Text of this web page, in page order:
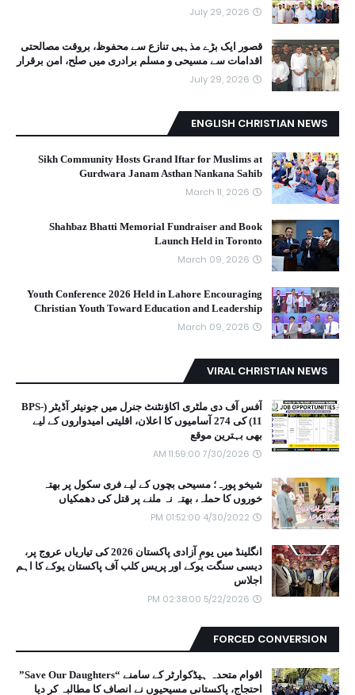
July 29, 2026
قصور ایک بڑے مذہبی تنازع سے محفوظ، بروقت مصالحتی
اقدامات سے مسیحی و مسلم برادری میں صلح، امن برقرار
July 29, 2026
ENGLISH CHRISTIAN NEWS
Sikh Community Hosts Grand Iftar for Muslims at
Gurdwara Janam Asthan Nankana Sahib
March 11, 2026
Shahbaz Bhatti Memorial Fundraiser and Book
Launch Held in Toronto
March 09, 2026
Youth Conference 2026 Held in Lahore Encouraging
Christian Youth Toward Education and Leadership
March 09, 2026
VIRAL CHRISTIAN NEWS
آفس آف دی ملٹری اکاؤنٹنٹ جنرل میں جونیئر آڈیٹر (BPS-
11) کی 274 آسامیوں کا اعلان، اقلیتی امیدواروں کے لیے
بھی بہترین موقع
7/30/2026 11:59:00 AM
شیخو پورہ؛ مسیحی بچوں کے لیے فری سکول پر بھتہ
خوروں کا حملہ، بھتہ نہ ملنے پر قتل کی دھمکیاں
4/30/2022 01:52:00 PM
انگلینڈ میں یومِ آزادی پاکستان 2026 کی تیاریاں عروج پر،
دیسی سنگت یوکے اور پریس کلب آف پاکستان یوکے کا اہم
اجلاس
5/22/2026 02:38:00 PM
FORCED CONVERSION
اقوام متحدہ ہیڈکوارٹر کے سامنے “Save Our Daughters”
احتجاج، پاکستانی مسیحیوں نے انصاف کا مطالبہ کر دیا